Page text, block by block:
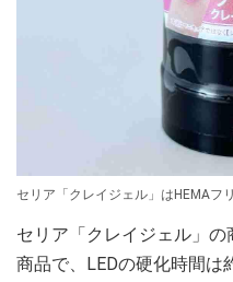
セリア「クレイジェル」はHEMAフ
セリア「クレイジェル」
商品で、LEDの硬化時間は